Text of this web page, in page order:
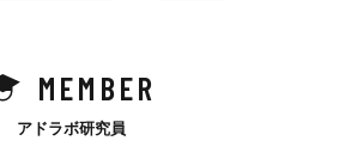
MEMBER
アドラボ研究員